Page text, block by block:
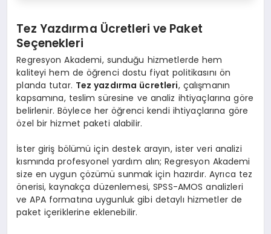
Tez Yazdırma Ücretleri ve Paket
Seçenekleri
Regresyon Akademi, sunduğu hizmetlerde hem
kaliteyi hem de öğrenci dostu fiyat politikasını ön
planda tutar. Tez yazdırma ücretleri, çalışmanın
kapsamına, teslim süresine ve analiz ihtiyaçlarına göre
belirlenir. Böylece her öğrenci kendi ihtiyaçlarına göre
özel bir hizmet paketi alabilir.
İster giriş bölümü için destek arayın, ister veri analizi
kısmında profesyonel yardım alın; Regresyon Akademi
size en uygun çözümü sunmak için hazırdır. Ayrıca tez
önerisi, kaynakça düzenlemesi, SPSS-AMOS analizleri
ve APA formatına uygunluk gibi detaylı hizmetler de
paket içeriklerine eklenebilir.